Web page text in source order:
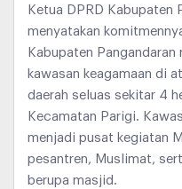
Ketua DPRD Kabupaten
menyatakan
Kabupaten
kawasan keagamaan di
daerah seluas sekitar 4
Kecamatan Parigi.
menjadi pusat kegiatan
pesantren, Muslimat,
berupa masjid.